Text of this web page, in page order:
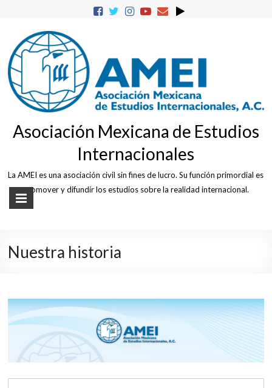
Asociación Mexicana de Estudios
Internacionales
La AMEI es una asociación civil sin fines de lucro. Su función primordial es
promover y difundir los estudios sobre la realidad internacional.
Nuestra historia